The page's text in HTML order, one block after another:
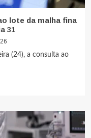
lote da malha fina
31
(24), a consulta ao